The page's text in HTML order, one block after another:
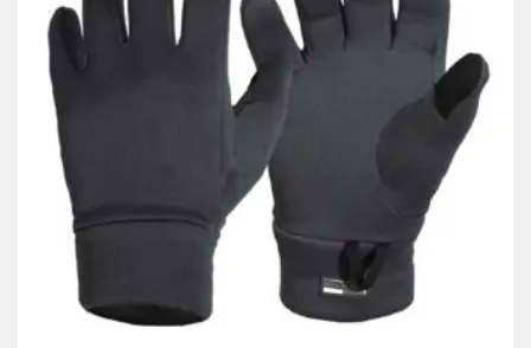
Προδιαγραφές
Υλικό κατασκευής: Συνθετικό δέρμα, ψηφιακό
δέρμα, διαπνέον ύφασμα
Αντοχή ενάντια στην τριβή: 2 (με μέγιστο 4)
Αντοχή ενάντια στην κοπή: 1 (με μέγιστο 5)
Αντοχή ενάντια στο σκίσιμο: 2 (με μέγιστο 4)
Αντοχή ενάντια στη διάτρηση: 1 (με μέγιστο 4)
Πιστοποίηση: CE EN 388
Περιεχόμενα
Ένα ζευγάρι επιχειρησιακά γάντια μάχης KinetiXx X-